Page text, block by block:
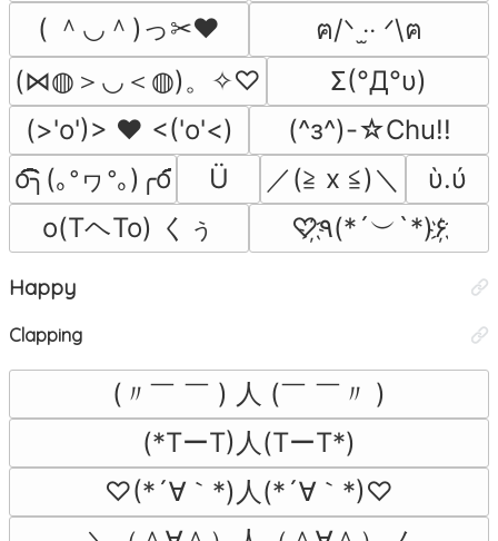
( ＾◡＾)っ✂❤
ฅ/ᐠ ‧̫‧ ᐟ\ฅ
(⋈◍＞◡＜◍)。✧♡
Σ(°Д°υ)
(>'o')> ♥ <('o'<)
(^з^)-☆Chu!!
o͡͡͡͡͡͡͡͡͡͡͡͡͡͡╮(｡ᐤヮᐤ｡)╭o͡͡͡͡͡͡͡͡͡͡͡͡͡͡
Ü ／(≧ x ≦)＼
ὺ.ύ
o(TヘTo) くぅ
♡҉٩(*´︶`*)۶҉
Happy
Clapping
(〃￣ ￣ ) 人 (￣ ￣〃 )
(*TーT)人(TーT*)
♡(*´∀｀*)人(*´∀｀*)♡